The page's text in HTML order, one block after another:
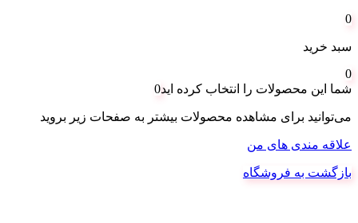
0
سبد خرید
0
شما این محصولات را انتخاب کرده اید0
می‌توانید برای مشاهده محصولات بیشتر به صفحات زیر بروید
علاقه مندی های من
بازگشت به فروشگاه